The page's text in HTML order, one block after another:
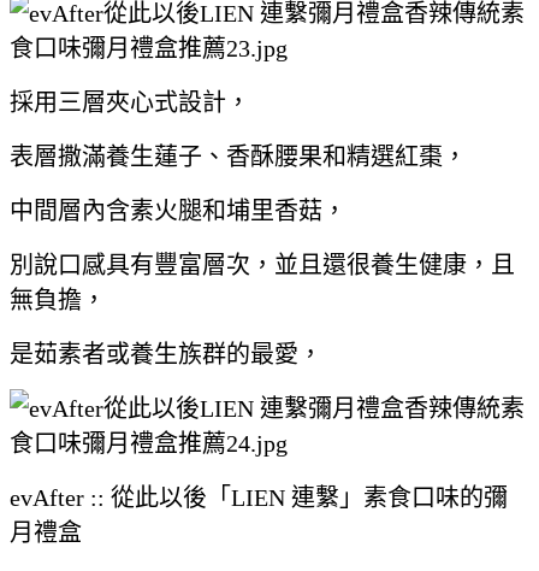
採用三層夾心式設計，
表層撒滿養生蓮子、香酥腰果和精選紅棗，
中間層內含素火腿和埔里香菇，
別說口感具有豐富層次，並且還很養生健康，且
無負擔，
是茹素者或養生族群的最愛，
evAfter :: 從此以後「LIEN 連繫」素食口味的彌
月禮盒